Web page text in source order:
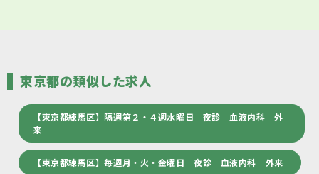
東京都の類似した求人
【東京都練馬区】隔週第２・４週水曜日 夜診 血液内科 外
来
【東京都練馬区】毎週月・火・金曜日 夜診 血液内科 外来